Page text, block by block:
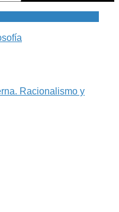
Racionalismo y